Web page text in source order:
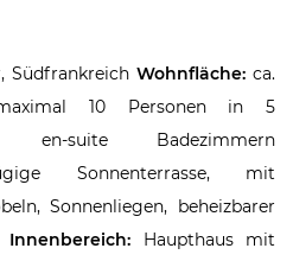
Südfrankreich Wohnfläche:ca.
10 Personen in 5
en-suite Badezimmern
Sonnenterrasse, mit
Sonnenliegen, beheizbarer
Innenbereich: Haupthaus mit